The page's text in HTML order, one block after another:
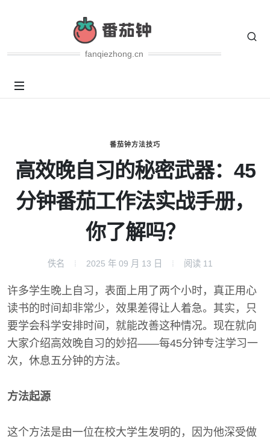
fanqiezhong.cn
番茄钟方法技巧
高效晚自习的秘密武器：45
分钟番茄工作法实战手册，
你了解吗？
佚名 2025 年 09 月 13 日 阅读 11
许多学生晚上自习，表面上用了两个小时，真正用心
读书的时间却非常少，效果差得让人着急。其实，只
要学会科学安排时间，就能改善这种情况。现在就向
大家介绍高效晚自习的妙招——每45分钟专注学习一
次，休息五分钟的方法。
方法起源
这个方法是由一位在校大学生发明的，因为他深受做